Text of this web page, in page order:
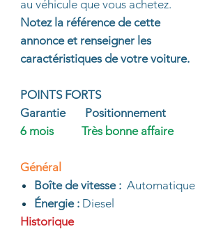
au véhicule que vous achetez.
Notez la référence de cette
annonce et renseigner les
caractéristiques de votre voiture.
POINTS FORTS
Garantie Positionnement
6 mois Très bonne affaire
Général
Boîte de vitesse : Automatique
Énergie : Diesel
Historique